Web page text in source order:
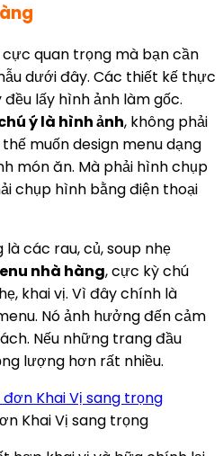
quan trọng mà bạn cần
dưới đây. Các thiết kế thực
lấy hình ảnh làm gốc.
ý là hình ảnh, không phải
muốn design menu dạng
món ăn. Mà phải hình chụp
chụp hình bằng điện thoại
các rau, củ, soup nhẹ
nhà hàng, cực kỳ chú
khai vị. Vì đây chính là
Nó ảnh hưởng đến cảm
Nếu những trang đầu
lượng hơn rất nhiều.
Khai Vị sang trọng